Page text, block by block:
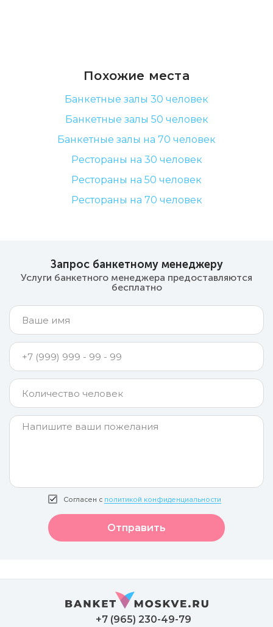
Похожие места
Банкетные залы 30 человек
Банкетные залы 50 человек
Банкетные залы на 70 человек
Рестораны на 30 человек
Рестораны на 50 человек
Рестораны на 70 человек
Запрос банкетному менеджеру
Услуги банкетного менеджера предоставляются
бесплатно
Согласен с политикой конфиденциальности
Отправить
+7 (965) 230-49-79